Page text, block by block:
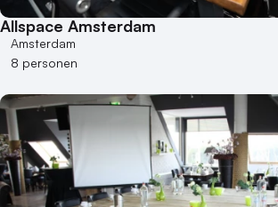
Allspace Amsterdam
Amsterdam
8 personen